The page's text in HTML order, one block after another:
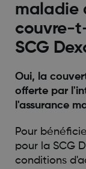
maladie
couvre-
SCG
Oui, la
offerte par
l'assurance
Pour
pour la SCG
conditions